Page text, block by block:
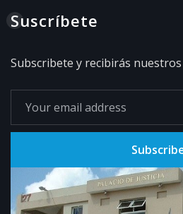
Suscríbete
Subscribete y recibirás